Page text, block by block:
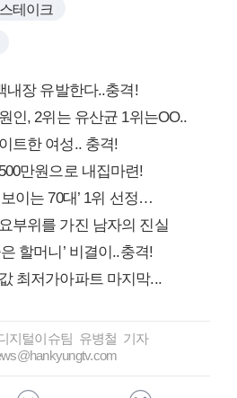
스테이크
내장 유발한다..충격!
인, 2위는 유산균 1위는OO..
트한 여성.. 충격!
만원으로 내집마련!
이는 70대’ 1위 선정…
부위를 가진 남자의 진실
할머니’ 비결이..충격!
최저가아파트 마지막...
지털이슈팀 유병철 기자